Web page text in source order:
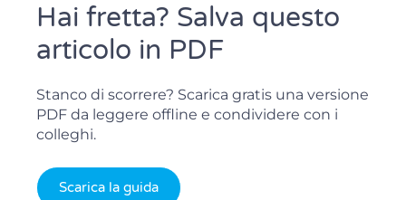
Hai fretta? Salva questo
articolo in PDF
Stanco di scorrere? Scarica gratis una versione
PDF da leggere offline e condividere con i
colleghi.
Scarica la guida